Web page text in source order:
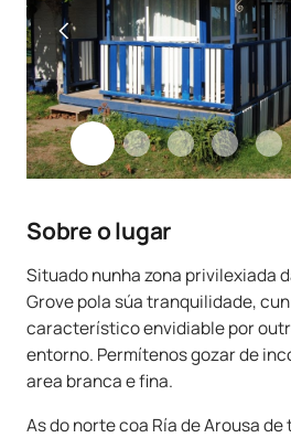
Sobre o lugar
Situado nunha zona privilexiada
Grove pola súa tranquilidade,
característico envidiable por
entorno. Permítenos gozar de
area branca e fina.
As do norte coa Ría de Arousa